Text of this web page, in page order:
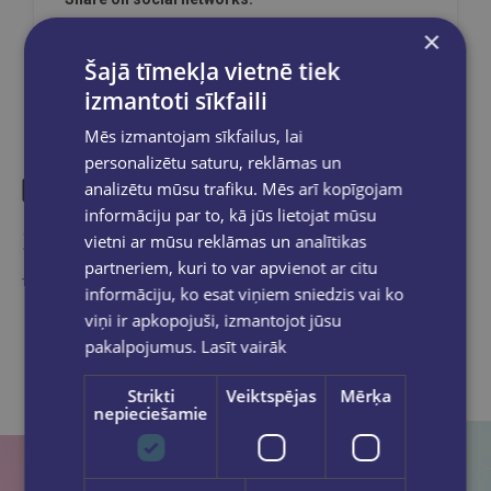
Similar products
Take a look
×
Šajā tīmekļa vietnē tiek
izmantoti sīkfaili
Mēs izmantojam sīkfailus, lai
personalizētu saturu, reklāmas un
analizētu mūsu trafiku. Mēs arī kopīgojam
informāciju par to, kā jūs lietojat mūsu
vietni ar mūsu reklāmas un analītikas
partneriem, kuri to var apvienot ar citu
informāciju, ko esat viņiem sniedzis vai ko
viņi ir apkopojuši, izmantojot jūsu
pakalpojumus. Lasīt vairāk
Strikti
nepieciešamie
Veiktspējas Mērķa